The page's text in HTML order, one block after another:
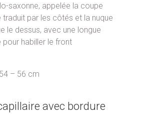
saxonne, appelée la coupe
traduit par les côtés et la nuque
le dessus, avec une longue
habiller le front
54 – 56 cm
avec bordure